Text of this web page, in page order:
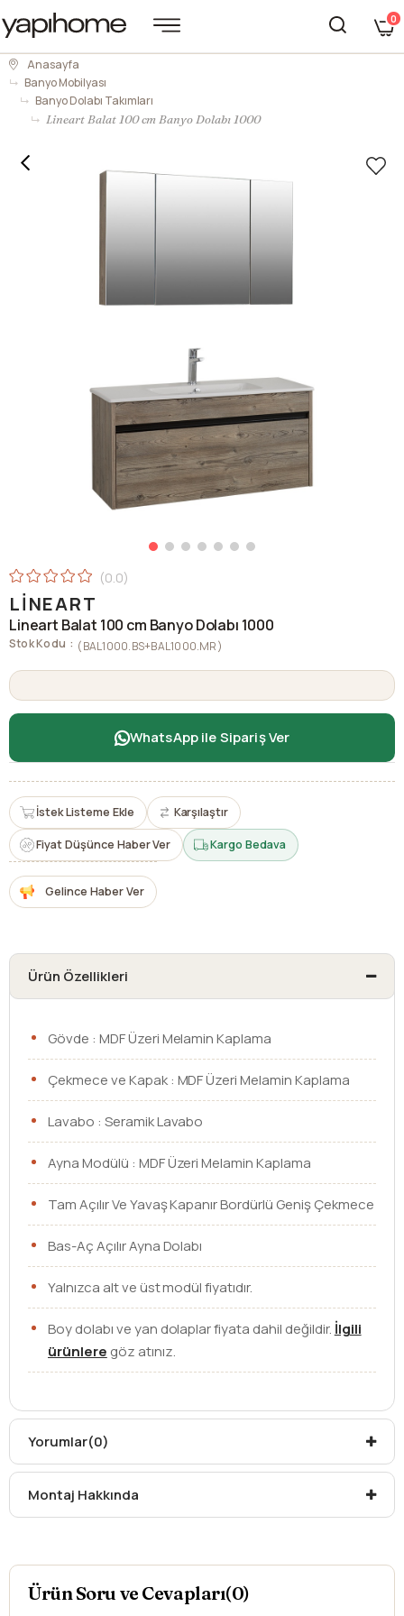
0
Anasayfa
Banyo Mobilyası
Banyo Dolabı Takımları
Lineart Balat 100 cm Banyo Dolabı 1000
0.0
LINEART
Lineart Balat 100 cm Banyo Dolabı 1000
Stok Kodu (BAL1000.BS+BAL1000.MR)
WhatsApp ile Sipariş Ver
İstek Listeme Ekle Karşılaştır
Fiyat Düşünce Haber Ver Kargo Bedava
Gelince Haber Ver
Ürün Özellikleri
Gövde : MDF Üzeri Melamin Kaplama
Çekmece ve Kapak : MDF Üzeri Melamin Kaplama
Lavabo : Seramik Lavabo
Ayna Modülü : MDF Üzeri Melamin Kaplama
Tam Açılır Ve Yavaş Kapanır Bordürlü Geniş Çekmece
Bas-Aç Açılır Ayna Dolabı
Yalnızca alt ve üst modül fiyatıdır.
Boy dolabı ve yan dolaplar fiyata dahil değildir. İlgili
ürünlere göz atınız.
Renk Seçenekleri : Gri Çam, Cadiz, Beyaz
Lütfen seçtiğiniz rengi sipariş notunuzda belirtiniz.
Üst Modül
Dolaplı Ayna
Lavabo
Etajerli Lavabo
Yorumlar(0)
Montaj Hakkında
Ürün Soru ve Cevapları(0)